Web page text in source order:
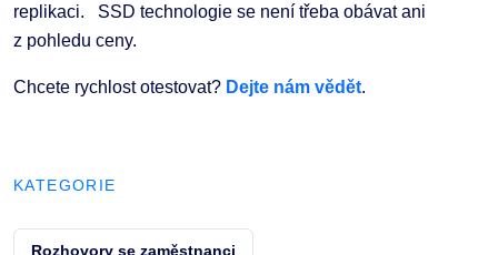
replikaci. SSD technologie se není třeba obávat ani
z pohledu ceny.
Chcete rychlost otestovat? Dejte nám vědět.
KATEGORIE
Rozhovory se zaměstnanci